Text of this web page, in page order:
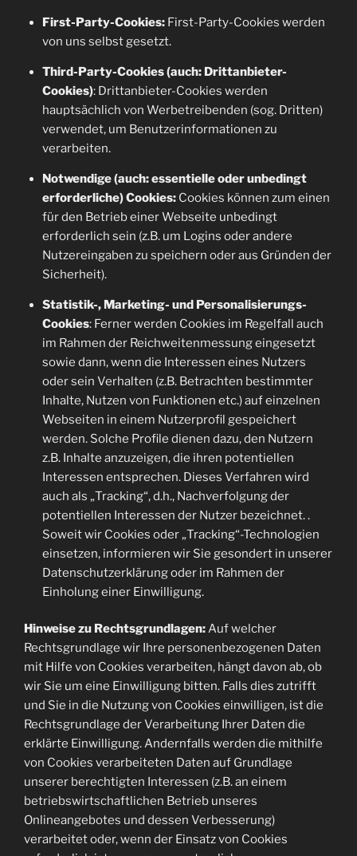
First-Party-Cookies:First-Party-Cookies werden
von uns selbst gesetzt.
Third-Party-Cookies (auch: Drittanbieter-
Cookies): Drittanbieter-Cookies werden
hauptsächlich von Werbetreibenden (sog. Dritten)
verwendet, um Benutzerinformationen zu
verarbeiten.
Notwendige (auch: essentielle oder unbedingt
erforderliche) Cookies:Cookies können zum einen
für den Betrieb einer Webseite unbedingt
erforderlich sein (z.B. um Logins oder andere
Nutzereingaben zu speichern oder aus Gründen der
Sicherheit).
Statistik-, Marketing- und Personalisierungs-
Cookies: Ferner werden Cookies im Regelfall auch
im Rahmen der Reichweitenmessung eingesetzt
sowie dann, wenn die Interessen eines Nutzers
oder sein Verhalten (z.B. Betrachten bestimmter
Inhalte, Nutzen von Funktionen etc.) auf einzelnen
Webseiten in einem Nutzerprofil gespeichert
werden. Solche Profile dienen dazu, den Nutzern
z.B. Inhalte anzuzeigen, die ihren potentiellen
Interessen entsprechen. Dieses Verfahren wird
auch als „Tracking“, d.h., Nachverfolgung der
potentiellen Interessen der Nutzer bezeichnet. .
Soweit wir Cookies oder „Tracking“-Technologien
einsetzen, informieren wir Sie gesondert in unserer
Datenschutzerklärung oder im Rahmen der
Einholung einer Einwilligung.
Hinweise zu Rechtsgrundlagen:Auf welcher
Rechtsgrundlage wir Ihre personenbezogenen Daten
mit Hilfe von Cookies verarbeiten, hängt davon ab, ob
wir Sie um eine Einwilligung bitten. Falls dies zutrifft
und Sie in die Nutzung von Cookies einwilligen, ist die
Rechtsgrundlage der Verarbeitung Ihrer Daten die
erklärte Einwilligung. Andernfalls werden die mithilfe
von Cookies verarbeiteten Daten auf Grundlage
unserer berechtigten Interessen (z.B. an einem
betriebswirtschaftlichen Betrieb unseres
Onlineangebotes und dessen Verbesserung)
verarbeitet oder, wenn der Einsatz von Cookies